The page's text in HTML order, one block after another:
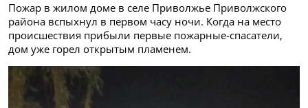
Пожар в жилом доме в селе Приволжье Приволжского
района вспыхнул в первом часу ночи. Когда на место
происшествия прибыли первые пожарные-спасатели,
дом уже горел открытым пламенем.